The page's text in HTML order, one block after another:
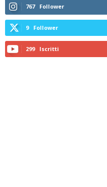
767 Follower
9 Follower
299 Iscritti